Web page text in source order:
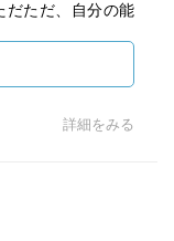
だただ、自分の能
欲しているだけ
みを叶えるのが政
では、財界の利
持たざる者の生
安息が悉く奪わ
に生存の恐怖を
詳細をみる